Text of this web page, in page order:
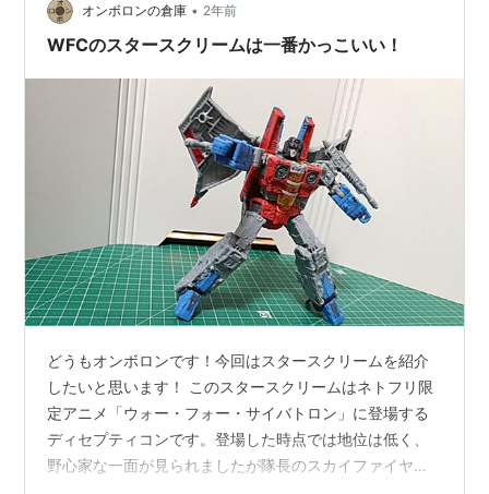
オンボロンの倉庫 • 2年前
WFCのスタースクリームは一番かっこいい！
どうもオンボロンです！今回はスタースクリームを紹介
したいと思います！ このスタースクリームはネトフリ限
定アニメ「ウォー・フォー・サイバトロン」に登場する
ディセプティコンです。登場した時点では地位は低く、
野心家な一面が見られましたが隊長のスカイファイヤー